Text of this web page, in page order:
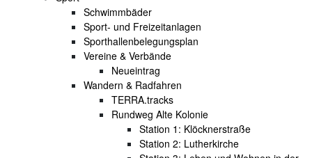
Schwimmbäder
Sport- und Freizeitanlagen
Sporthallenbelegungsplan
Vereine & Verbände
Neueintrag
Wandern & Radfahren
TERRA.tracks
Rundweg Alte Kolonie
Station 1: Klöcknerstraße
Station 2: Lutherkirche